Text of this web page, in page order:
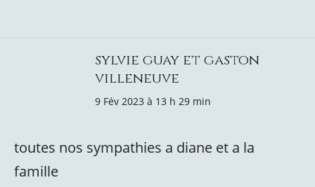
sylvie guay et gaston
villeneuve
9 Fév 2023 à 13 h 29 min
toutes nos sympathies a diane et a la
famille